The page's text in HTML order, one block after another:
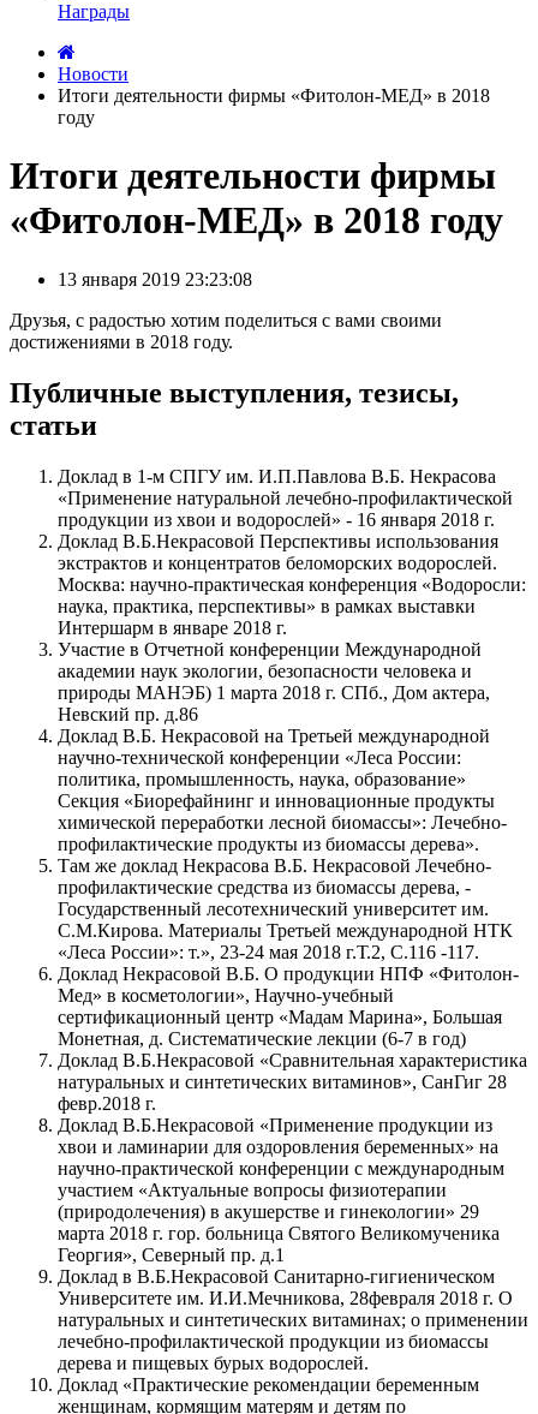
Награды
Новости
Итоги деятельности фирмы «Фитолон-МЕД» в 2018
году
Итоги деятельности фирмы
«Фитолон-МЕД» в 2018 году
13 января 2019 23:23:08
Друзья, с радостью хотим поделиться с вами своими
достижениями в 2018 году.
Публичные выступления, тезисы,
статьи
Доклад в 1-м СПГУ им. И.П.Павлова В.Б. Некрасова
«Применение натуральной лечебно-профилактической
продукции из хвои и водорослей» - 16 января 2018 г.
Доклад В.Б.Некрасовой Перспективы использования
экстрактов и концентратов беломорских водорослей.
Москва: научно-практическая конференция «Водоросли:
наука, практика, перспективы» в рамках выставки
Интершарм в январе 2018 г.
Участие в Отчетной конференции Международной
академии наук экологии, безопасности человека и
природы МАНЭБ) 1 марта 2018 г. СПб., Дом актера,
Невский пр. д.86
Доклад В.Б. Некрасовой на Третьей международной
научно-технической конференции «Леса России:
политика, промышленность, наука, образование»
Секция «Биорефайнинг и инновационные продукты
химической переработки лесной биомассы»: Лечебно-
профилактические продукты из биомассы дерева».
Там же доклад Некрасова В.Б. Некрасовой Лечебно-
профилактические средства из биомассы дерева, -
Государственный лесотехнический университет им.
С.М.Кирова. Материалы Третьей международной НТК
«Леса России»: т.», 23-24 мая 2018 г.Т.2, С.116 -117.
Доклад Некрасовой В.Б. О продукции НПФ «Фитолон-
Мед» в косметологии», Научно-учебный
сертификационный центр «Мадам Марина», Большая
Монетная, д. Систематические лекции (6-7 в год)
Доклад В.Б.Некрасовой «Сравнительная характеристика
натуральных и синтетических витаминов», СанГиг 28
февр.2018 г.
Доклад В.Б.Некрасовой «Применение продукции из
хвои и ламинарии для оздоровления беременных» на
научно-практической конференции с международным
участием «Актуальные вопросы физиотерапии
(природолечения) в акушерстве и гинекологии» 29
марта 2018 г. гор. больница Святого Великомученика
Георгия», Северный пр. д.1
Доклад в В.Б.Некрасовой Санитарно-гигиеническом
Университете им. И.И.Мечникова, 28февраля 2018 г. О
натуральных и синтетических витаминах; о применении
лечебно-профилактической продукции из биомассы
дерева и пищевых бурых водорослей.
Доклад «Практические рекомендации беременным
женщинам, кормящим матерям и детям по